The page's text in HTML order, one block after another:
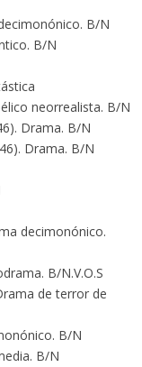
B/N
B/N
neorrealista. B/N
Drama. B/N
Drama. B/N
decimonónico.
B/N.V.O.S
de terror de
B/N
B/N